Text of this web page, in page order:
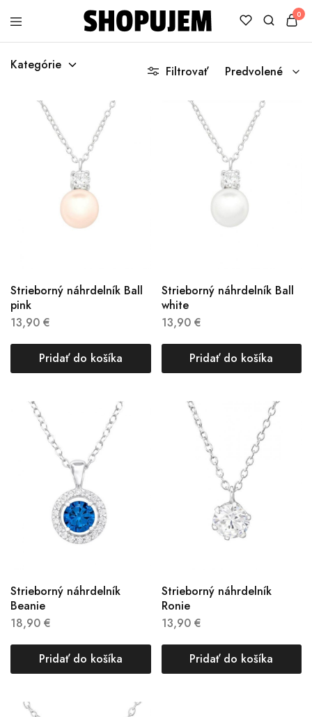
Shopujem
Veselé
s
0
Kategórie Filtrovať Predvolené
Strieborný náhrdelník Ball
pink
13,90 €
Pridať do košíka
Strieborný náhrdelník Ball
white
13,90 €
Pridať do košíka
Strieborný náhrdelník
Beanie
18,90 €
Pridať do košíka
Strieborný náhrdelník
Ronie
13,90 €
Pridať do košíka